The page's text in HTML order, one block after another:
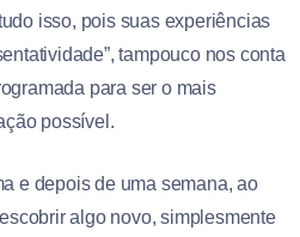
isso, pois suas experiências
tampouco nos conta
para ser o mais
possível.
e depois de uma semana, ao
algo novo, simplesmente